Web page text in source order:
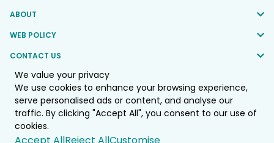
We value your privacy
We use cookies to enhance your browsing experience,
serve personalised ads or content, and analyse our
traffic. By clicking "Accept All", you consent to our use of
cookies.
ABOUT
WEB POLICY
CONTACT US
FOLLOW US
© 2025 Monte Clinic Co.,LTD. All Rights Reserved.
Web by::*